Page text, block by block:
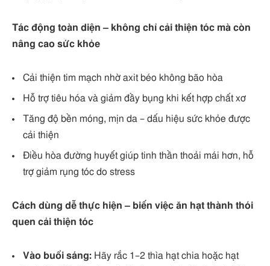
Tác động toàn diện – không chỉ cải thiện tóc mà còn
nâng cao sức khỏe
Cải thiện tim mạch nhờ axit béo không bão hòa
Hỗ trợ tiêu hóa và giảm đầy bụng khi kết hợp chất xơ
Tăng độ bền móng, mịn da – dấu hiệu sức khỏe được
cải thiện
Điều hòa đường huyết giúp tinh thần thoải mái hơn, hỗ
trợ giảm rụng tóc do stress
Cách dùng dễ thực hiện – biến việc ăn hạt thành thói
quen cải thiện tóc
Vào buổi sáng: Hãy rắc 1–2 thìa hạt chia hoặc hạt